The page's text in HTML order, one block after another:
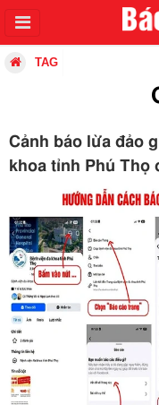
TAG
Cảnh báo lừa đảo
khoa tỉnh Phú Thọ